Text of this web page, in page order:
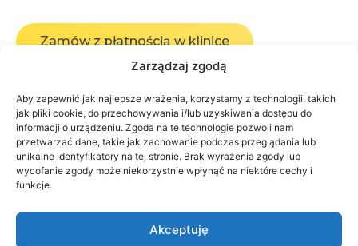
Zarządzaj zgodą
Aby zapewnić jak najlepsze wrażenia, korzystamy z technologii, takich
jak pliki cookie, do przechowywania i/lub uzyskiwania dostępu do
informacji o urządzeniu. Zgoda na te technologie pozwoli nam
przetwarzać dane, takie jak zachowanie podczas przeglądania lub
unikalne identyfikatory na tej stronie. Brak wyrażenia zgody lub
wycofanie zgody może niekorzystnie wpłynąć na niektóre cechy i
funkcje.
Akceptuję
Zamów z płatnością w klinice
Podobne uslugi